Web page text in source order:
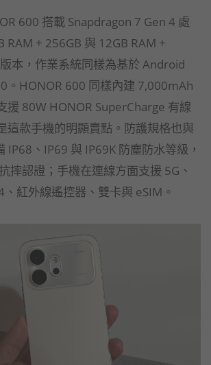
600 搭載 Snapdragon 7 Gen 4 處
RAM + 256GB 與 12GB RAM +
本，作業系統同樣為基於 Android
。HONOR 600 同樣內建 7,000mAh
援 80W HONOR SuperCharge 有線
這款手機的明顯賣點。防護規格也與
IP68、IP69 與 IP69K 防塵防水等級，
摔認證；手機在連線方面支援 5G、
紅外線遙控器、雙卡與 eSIM。